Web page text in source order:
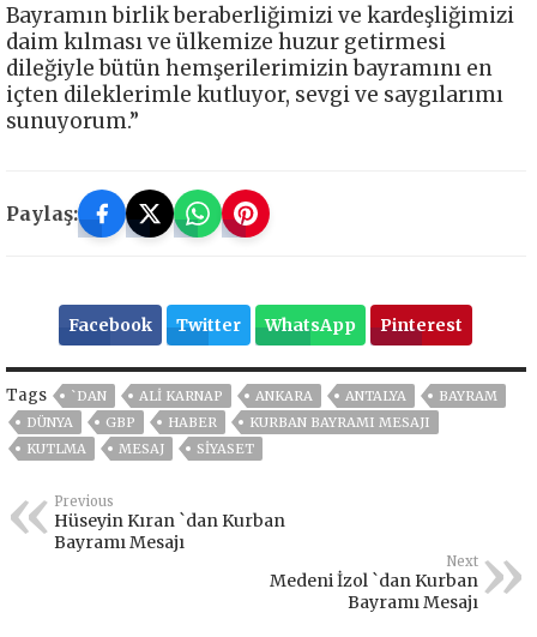
Bayramın birlik beraberliğimizi ve kardeşliğimizi
daim kılması ve ülkemize huzur getirmesi
dileğiyle bütün hemşerilerimizin bayramını en
içten dileklerimle kutluyor, sevgi ve saygılarımı
sunuyorum.”
Paylaş:
Facebook Twitter WhatsApp Pinterest
Tags `DAN ALİ KARNAP ANKARA ANTALYA
BAYRAM
DÜNYA
GBP HABER
KURBAN BAYRAMI MESAJI
KUTLMA
MESAJ SİYASET
Previous
Hüseyin Kıran `dan Kurban
Bayramı Mesajı
Next
Medeni İzol `dan Kurban
Bayramı Mesajı